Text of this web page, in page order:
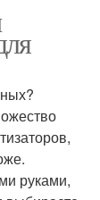
руками,